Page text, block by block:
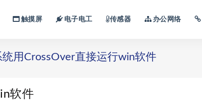
触摸屏 电子电工 传感器 办公网络
统用CrossOver直接运行win软件
软件